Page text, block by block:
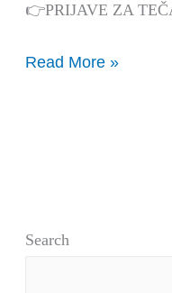
👉PRIJAVE ZA
Read More »
Search